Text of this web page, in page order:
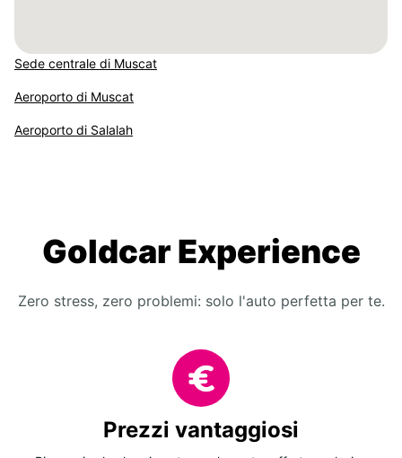
Sede centrale di Muscat
Aeroporto di Muscat
Aeroporto di Salalah
Goldcar Experience
Zero stress, zero problemi: solo l'auto perfetta per te.
Prezzi vantaggiosi